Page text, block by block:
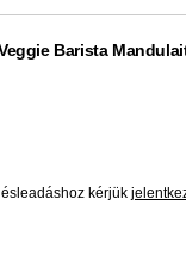
Barista
kérjük